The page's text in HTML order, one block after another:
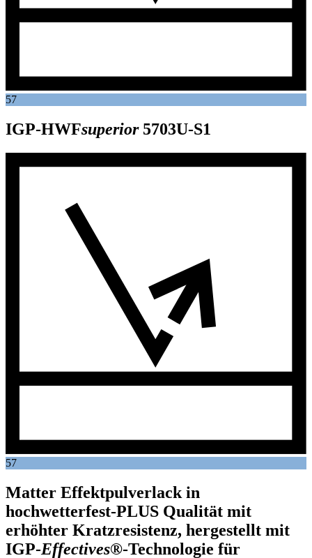
57
IGP-HWFsuperior 5703U-S1
57
Matter Effektpulverlack in
hochwetterfest-PLUS Qualität mit
erhöhter Kratzresistenz, hergestellt mit
IGP-Effectives®-Technologie für